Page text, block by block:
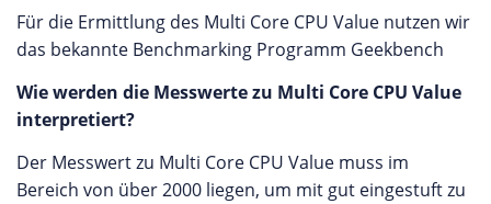
Für die Ermittlung des Multi Core CPU Value nutzen wir
das bekannte Benchmarking Programm Geekbench
Wie werden die Messwerte zu Multi Core CPU Value
interpretiert?
Der Messwert zu Multi Core CPU Value muss im
Bereich von über 2000 liegen, um mit gut eingestuft zu